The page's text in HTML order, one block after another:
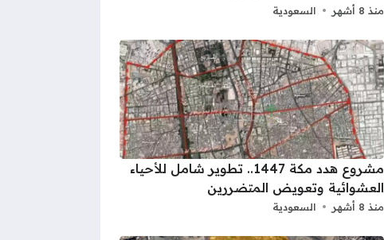
منذ 8 أشهر السعودية
مشروع هدد مكة 1447.. تطوير شامل للأحياء
العشوائية وتعويض المتضررين
منذ 8 أشهر السعودية